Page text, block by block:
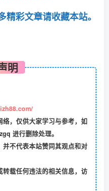
彩文章请收藏本站。
明
，仅供大家学习与参考，如
进行删除处理。
不代表本站赞同其观点和对
载任何违法的相关信息，访